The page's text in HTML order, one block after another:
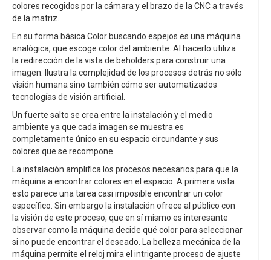
colores recogidos por la cámara y el brazo de la CNC a través
de la matriz.
En su forma básica Color buscando espejos es una máquina
analógica, que escoge color del ambiente. Al hacerlo utiliza
la redirección de la vista de beholders para construir una
imagen. Ilustra la complejidad de los procesos detrás no sólo
visión humana sino también cómo ser automatizados
tecnologías de visión artificial.
Un fuerte salto se crea entre la instalación y el medio
ambiente ya que cada imagen se muestra es
completamente único en su espacio circundante y sus
colores que se recompone.
La instalación amplifica los procesos necesarios para que la
máquina a encontrar colores en el espacio. A primera vista
esto parece una tarea casi imposible encontrar un color
específico. Sin embargo la instalación ofrece al público con
la visión de este proceso, que en sí mismo es interesante
observar como la máquina decide qué color para seleccionar
si no puede encontrar el deseado. La belleza mecánica de la
máquina permite el reloj mira el intrigante proceso de ajuste